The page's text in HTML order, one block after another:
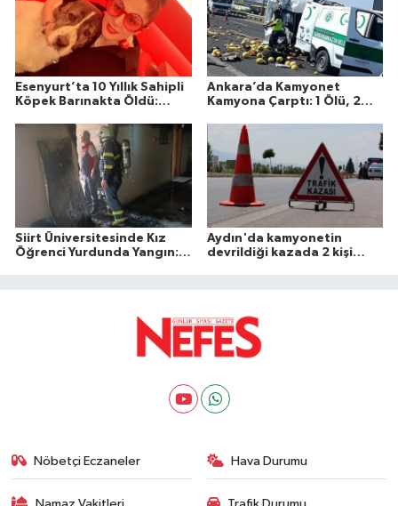
Esenyurt’ta 10 Yıllık Sahipli
Köpek Barınakta Öldü:
Soruşturma Talebi
Ankara’da Kamyonet
Kamyona Çarptı: 1 Ölü, 2
Siirt Üniversitesinde Kız
Öğrenci Yurdunda Yangın: 1
Aydın'da kamyonetin
devrildiği kazada 2 kişi
Nöbetçi Eczaneler Hava Durumu